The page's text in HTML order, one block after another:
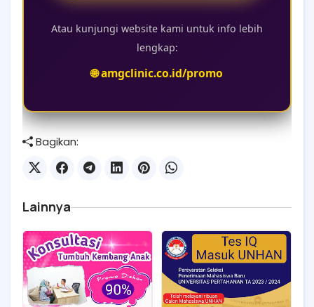
Atau kunjungi website kami untuk info lebih
lengkap:
🌐 amgclinic.co.id/promo
Bagikan:
Lainnya